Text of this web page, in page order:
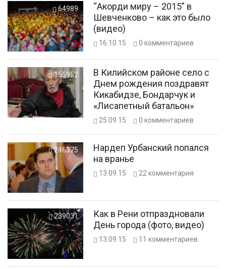
64989
“Акорди миру – 2015” в
Шевченково – как это было
(видео)
16.10.15 0 комментариев
155952
В Килийском районе село с
Днем рождения поздравят
Кикабидзе, Бондарчук и
«Лисапетный батальон»
25.09.15 0 комментариев
246375
Нардеп Урбанский попался
на вранье
13.09.15 22 комментария
239031
Как в Рени отпраздновали
День города (фото, видео)
13.09.15 11 комментариев